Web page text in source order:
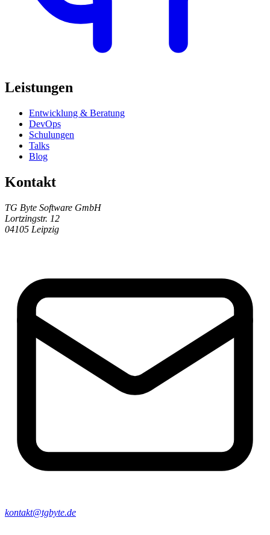
Leistungen
Entwicklung & Beratung
DevOps
Schulungen
Talks
Blog
Kontakt
TG Byte Software GmbH
Lortzingstr. 12
04105 Leipzig
kontakt@tgbyte.de